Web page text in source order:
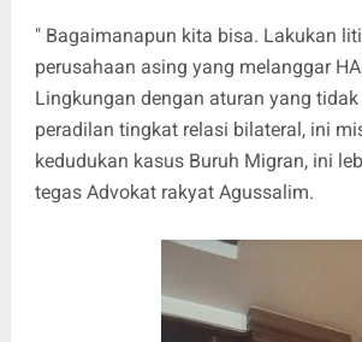
" Bagaimanapun kita bisa. Lakukan
perusahaan asing yang melanggar
Lingkungan dengan aturan yang
peradilan tingkat relasi bilateral, ini
kedudukan kasus Buruh Migran, ini
tegas Advokat rakyat Agussalim.